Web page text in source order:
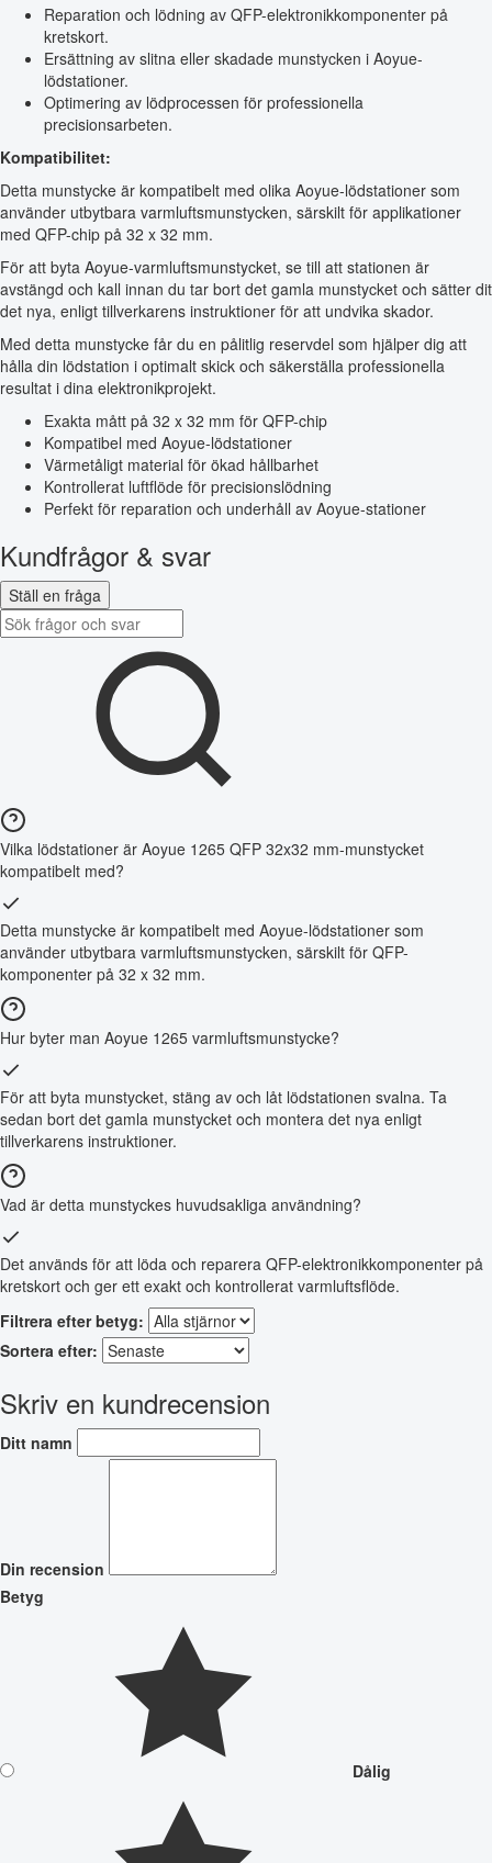
Reparation och lödning av QFP-elektronikkomponenter på
kretskort.
Ersättning av slitna eller skadade munstycken i Aoyue-
lödstationer.
Optimering av lödprocessen för professionella
precisionsarbeten.
Kompatibilitet:
Detta munstycke är kompatibelt med olika Aoyue-lödstationer som
använder utbytbara varmluftsmunstycken, särskilt för applikationer
med QFP-chip på 32 x 32 mm.
För att byta Aoyue-varmluftsmunstycket, se till att stationen är
avstängd och kall innan du tar bort det gamla munstycket och sätter dit
det nya, enligt tillverkarens instruktioner för att undvika skador.
Med detta munstycke får du en pålitlig reservdel som hjälper dig att
hålla din lödstation i optimalt skick och säkerställa professionella
resultat i dina elektronikprojekt.
Exakta mått på 32 x 32 mm för QFP-chip
Kompatibel med Aoyue-lödstationer
Värmetåligt material för ökad hållbarhet
Kontrollerat luftflöde för precisionslödning
Perfekt för reparation och underhåll av Aoyue-stationer
Kundfrågor & svar
Ställ en fråga
Vilka lödstationer är Aoyue 1265 QFP 32x32 mm-munstycket
kompatibelt med?
Detta munstycke är kompatibelt med Aoyue-lödstationer som
använder utbytbara varmluftsmunstycken, särskilt för QFP-
komponenter på 32 x 32 mm.
Hur byter man Aoyue 1265 varmluftsmunstycke?
För att byta munstycket, stäng av och låt lödstationen svalna. Ta
sedan bort det gamla munstycket och montera det nya enligt
tillverkarens instruktioner.
Vad är detta munstyckes huvudsakliga användning?
Det används för att löda och reparera QFP-elektronikkomponenter på
kretskort och ger ett exakt och kontrollerat varmluftsflöde.
Filtrera efter betyg:
Sortera efter:
Skriv en kundrecension
Ditt namn
Din recension
Betyg
Dålig